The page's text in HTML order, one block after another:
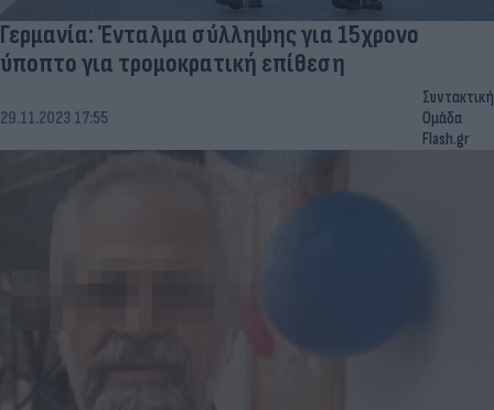
Γερμανία: Ένταλμα σύλληψης για 15χρονο
ύποπτο για τρομοκρατική επίθεση
29.11.2023 17:55
Συντακτική
Ομάδα
Flash.gr